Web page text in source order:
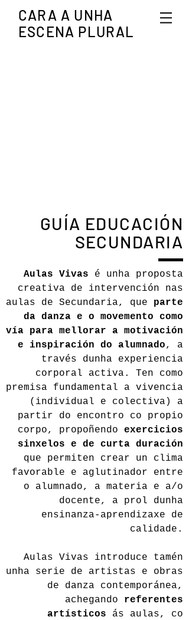
CARA A UNHA
ESCENA PLURAL
GUÍA EDUCACIÓN
SECUNDARIA
Aulas Vivas é unha proposta
creativa de intervención nas
aulas de Secundaria, que parte
da danza e o movemento como
vía para mellorar a motivación
e inspiración do alumnado, a
través dunha experiencia
corporal activa. Ten como
premisa fundamental a vivencia
(individual e colectiva) a
partir do encontro co propio
corpo, propoñendo exercicios
sinxelos e de curta duración
que permiten crear un clima
favorable e aglutinador entre
o alumnado, a materia e a/o
docente, a prol dunha
ensinanza-aprendizaxe de
calidade.
Aulas Vivas introduce tamén
unha serie de artistas e obras
de danza contemporánea,
achegando referentes
artísticos ás aulas, co